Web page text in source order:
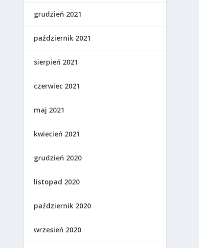
grudzień 2021
październik 2021
sierpień 2021
czerwiec 2021
maj 2021
kwiecień 2021
grudzień 2020
listopad 2020
październik 2020
wrzesień 2020